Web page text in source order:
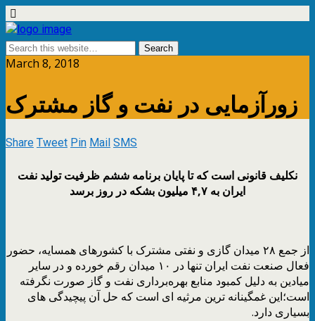
March 8, 2018
زورآزمایی در نفت و گاز مشترک
ShareTweetPinMailSMS
نکلیف قانونی است که تا پایان برنامه ششم ظرفیت تولید نفت
ایران به ۴,۷ میلیون بشکه در روز برسد
از جمع ۲۸ میدان گازی و نفتی مشترک با کشورهای همسایه، حضور
فعال صنعت نفت ایران تنها در ۱۰ میدان رقم خورده و در سایر
میادین به دلیل کمبود منابع بهره‌برداری نفت و گاز صورت نگرفته
است؛این غمگینانه ترین مرثیه ای است که حل آن پیچیدگی های
بسیاری دارد.